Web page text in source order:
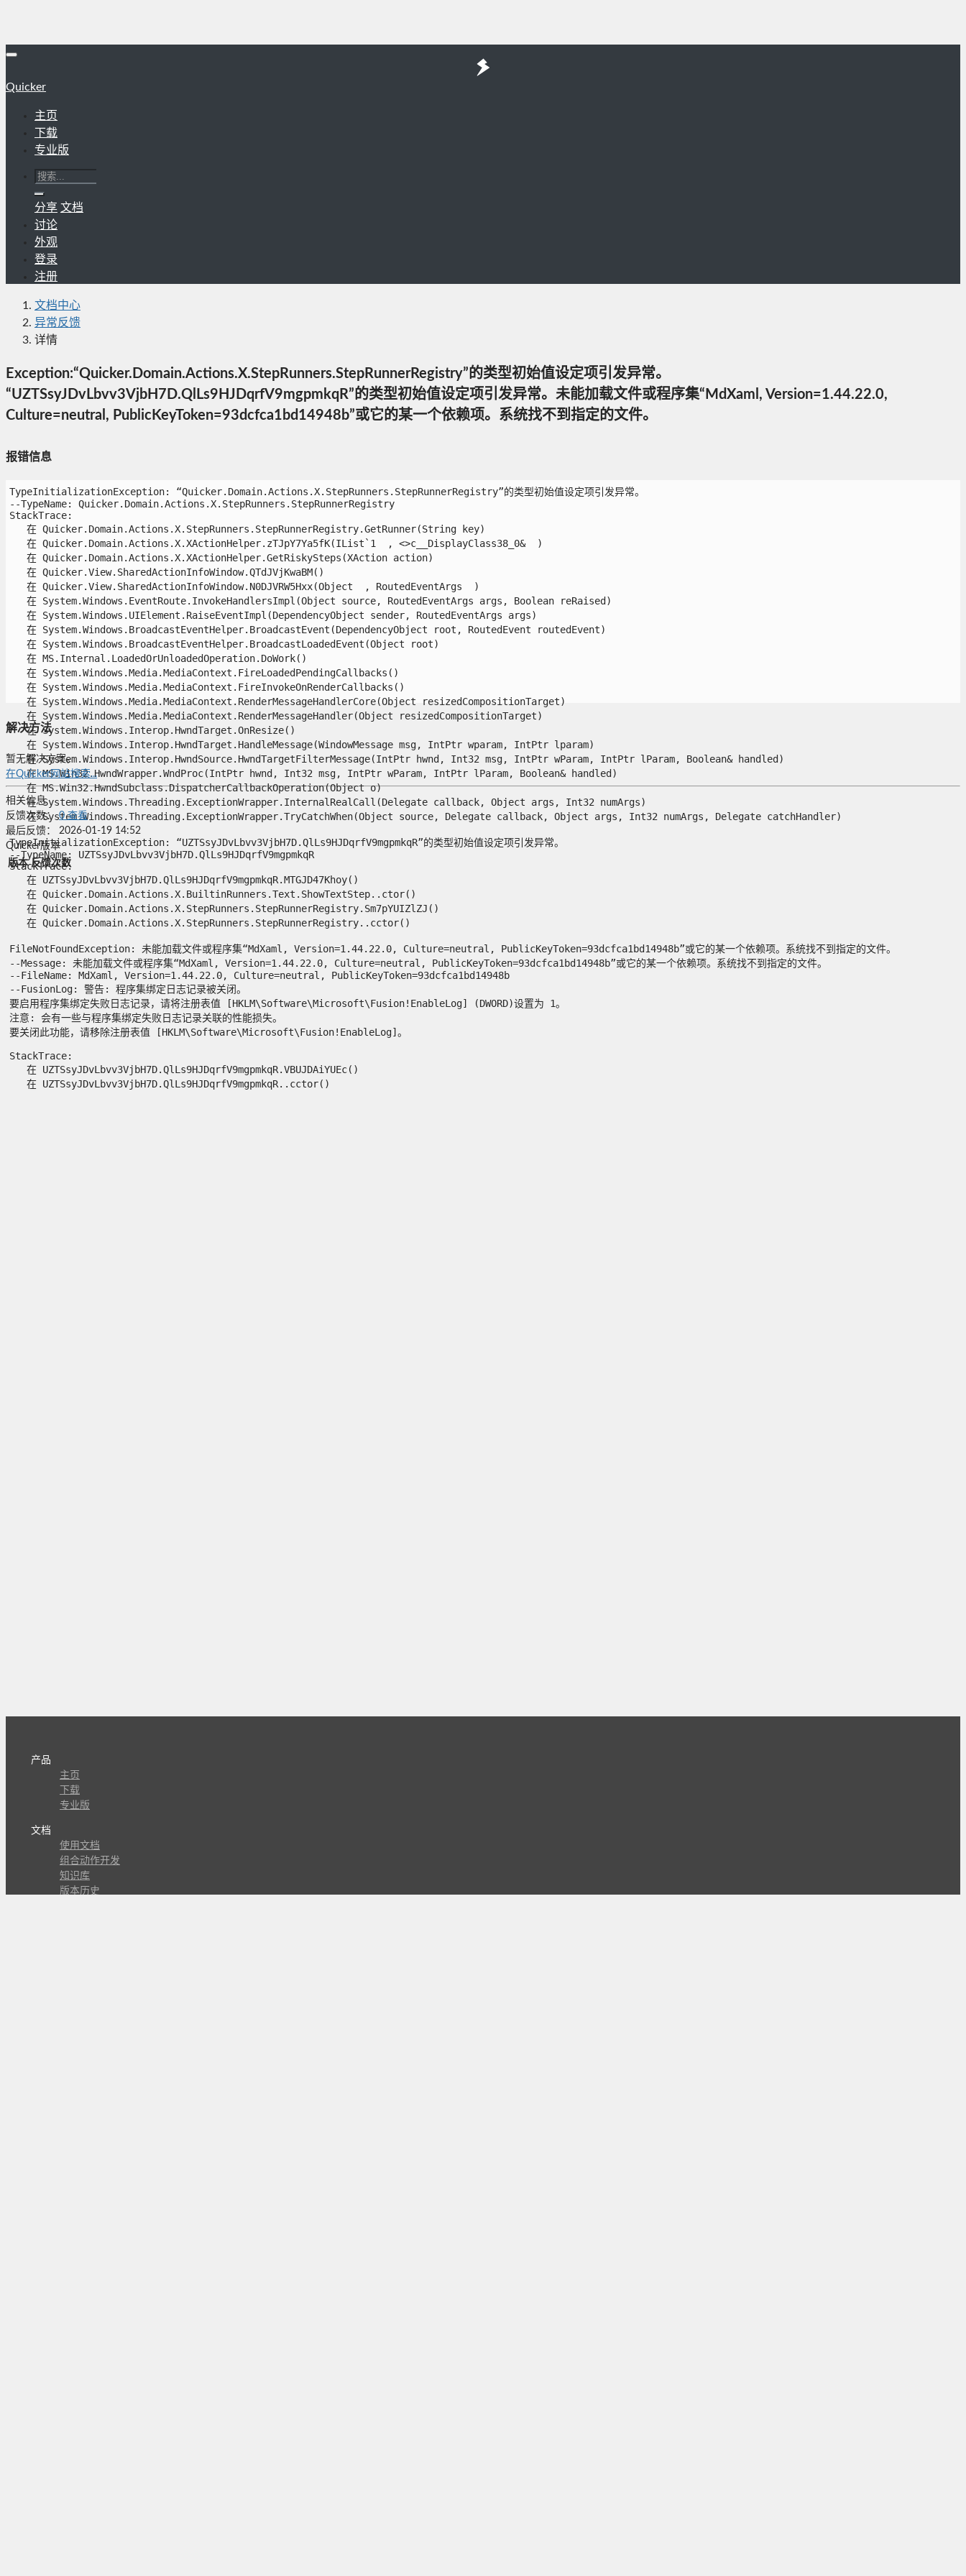
Quicker
主页
下载
专业版
分享 文档
讨论
外观
登录
注册
文档中心
异常反馈
详情
Exception:“Quicker.Domain.Actions.X.StepRunners.StepRunnerRegistry”的类型初始值设定项引发异常。
“UZTSsyJDvLbvv3VjbH7D.QlLs9HJDqrfV9mgpmkqR”的类型初始值设定项引发异常。未能加载文件或程序集“MdXaml, Version=1.44.22.0,
Culture=neutral, PublicKeyToken=93dcfca1bd14948b”或它的某一个依赖项。系统找不到指定的文件。
报错信息
TypeInitializationException: “Quicker.Domain.Actions.X.StepRunners.StepRunnerRegistry”的类型初始值设定项引发异常。
--TypeName: Quicker.Domain.Actions.X.StepRunners.StepRunnerRegistry
StackTrace:
   在 Quicker.Domain.Actions.X.StepRunners.StepRunnerRegistry.GetRunner(String key)
   在 Quicker.Domain.Actions.X.XActionHelper.zTJpY7Ya5fK(IList`1  , <>c__DisplayClass38_0&  )
   在 Quicker.Domain.Actions.X.XActionHelper.GetRiskySteps(XAction action)
   在 Quicker.View.SharedActionInfoWindow.QTdJVjKwaBM()
   在 Quicker.View.SharedActionInfoWindow.N0DJVRW5Hxx(Object  , RoutedEventArgs  )
   在 System.Windows.EventRoute.InvokeHandlersImpl(Object source, RoutedEventArgs args, Boolean reRaised)
   在 System.Windows.UIElement.RaiseEventImpl(DependencyObject sender, RoutedEventArgs args)
   在 System.Windows.BroadcastEventHelper.BroadcastEvent(DependencyObject root, RoutedEvent routedEvent)
   在 System.Windows.BroadcastEventHelper.BroadcastLoadedEvent(Object root)
   在 MS.Internal.LoadedOrUnloadedOperation.DoWork()
   在 System.Windows.Media.MediaContext.FireLoadedPendingCallbacks()
   在 System.Windows.Media.MediaContext.FireInvokeOnRenderCallbacks()
   在 System.Windows.Media.MediaContext.RenderMessageHandlerCore(Object resizedCompositionTarget)
   在 System.Windows.Media.MediaContext.RenderMessageHandler(Object resizedCompositionTarget)
   在 System.Windows.Interop.HwndTarget.OnResize()
   在 System.Windows.Interop.HwndTarget.HandleMessage(WindowMessage msg, IntPtr wparam, IntPtr lparam)
   在 System.Windows.Interop.HwndSource.HwndTargetFilterMessage(IntPtr hwnd, Int32 msg, IntPtr wParam, IntPtr lParam, Boolean& handled)
   在 MS.Win32.HwndWrapper.WndProc(IntPtr hwnd, Int32 msg, IntPtr wParam, IntPtr lParam, Boolean& handled)
   在 MS.Win32.HwndSubclass.DispatcherCallbackOperation(Object o)
   在 System.Windows.Threading.ExceptionWrapper.InternalRealCall(Delegate callback, Object args, Int32 numArgs)
   在 System.Windows.Threading.ExceptionWrapper.TryCatchWhen(Object source, Delegate callback, Object args, Int32 numArgs, Delegate catchHandler)
TypeInitializationException: “UZTSsyJDvLbvv3VjbH7D.QlLs9HJDqrfV9mgpmkqR”的类型初始值设定项引发异常。
--TypeName: UZTSsyJDvLbvv3VjbH7D.QlLs9HJDqrfV9mgpmkqR
StackTrace:
   在 UZTSsyJDvLbvv3VjbH7D.QlLs9HJDqrfV9mgpmkqR.MTGJD47Khoy()
   在 Quicker.Domain.Actions.X.BuiltinRunners.Text.ShowTextStep..ctor()
   在 Quicker.Domain.Actions.X.StepRunners.StepRunnerRegistry.Sm7pYUIZlZJ()
   在 Quicker.Domain.Actions.X.StepRunners.StepRunnerRegistry..cctor()
FileNotFoundException: 未能加载文件或程序集“MdXaml, Version=1.44.22.0, Culture=neutral, PublicKeyToken=93dcfca1bd14948b”或它的某一个依赖项。系统找不到指定的文件。
--Message: 未能加载文件或程序集“MdXaml, Version=1.44.22.0, Culture=neutral, PublicKeyToken=93dcfca1bd14948b”或它的某一个依赖项。系统找不到指定的文件。
--FileName: MdXaml, Version=1.44.22.0, Culture=neutral, PublicKeyToken=93dcfca1bd14948b
--FusionLog: 警告: 程序集绑定日志记录被关闭。
要启用程序集绑定失败日志记录，请将注册表值 [HKLM\Software\Microsoft\Fusion!EnableLog] (DWORD)设置为 1。
注意: 会有一些与程序集绑定失败日志记录关联的性能损失。
要关闭此功能，请移除注册表值 [HKLM\Software\Microsoft\Fusion!EnableLog]。
StackTrace:
   在 UZTSsyJDvLbvv3VjbH7D.QlLs9HJDqrfV9mgpmkqR.VBUJDAiYUEc()
   在 UZTSsyJDvLbvv3VjbH7D.QlLs9HJDqrfV9mgpmkqR..cctor()
解决方法
暂无解决方案。
在Quicker网站搜索...
相关信息
反馈次数： 0查看
最后反馈：
2026-01-19 14:52
Quicker版本
版本 反馈次数
产品
主页
下载
专业版
文档
使用文档
组合动作开发
知识库
版本历史